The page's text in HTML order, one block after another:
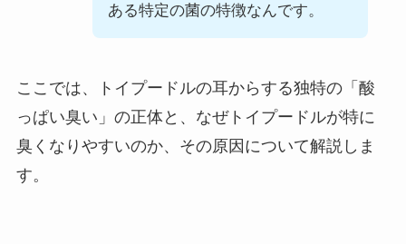
ある特定の菌の特徴なんです。
ここでは、トイプードルの耳からする独特の「酸
っぱい臭い」の正体と、なぜトイプードルが特に
臭くなりやすいのか、その原因について解説しま
す。